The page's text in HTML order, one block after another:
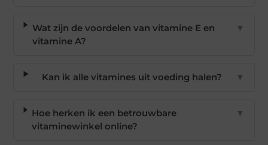
Wat zijn de voordelen van vitamine E en
vitamine A?
▼
Kan ik alle vitamines uit voeding halen? ▼
Hoe herken ik een betrouwbare
vitaminewinkel online?
▼